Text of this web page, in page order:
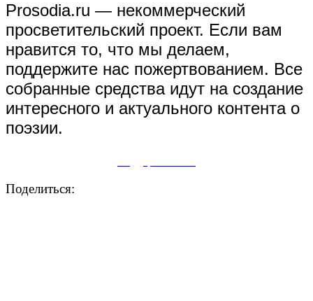
Prosodia.ru — некоммерческий
просветительский проект. Если вам
нравится то, что мы делаем,
поддержите нас пожертвованием. Все
собранные средства идут на создание
интересного и актуального контента о
поэзии.
Поделиться: